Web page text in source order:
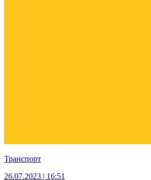
Транспорт
26.07.2023 | 16:51